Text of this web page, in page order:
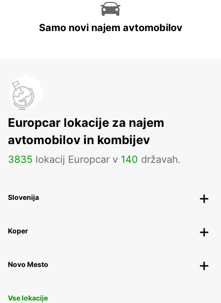
Samo novi najem avtomobilov
Europcar lokacije za najem
avtomobilov in kombijev
3835 lokacij Europcar v 140 državah.
Slovenija
Koper
Novo Mesto
Vse lokacije